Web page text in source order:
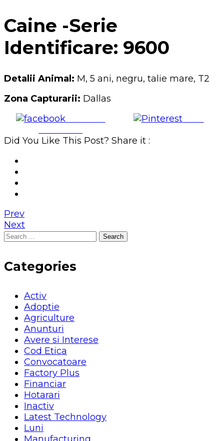
Caine -Serie
Identificare: 9600
Detalii Animal: M, 5 ani, negru, talie mare, T2
Zona Capturarii: Dallas
Share on
Save
Did You Like This Post? Share it :
Prev
Next
Search
Categories
Activ
Adoptie
Agriculture
Anunturi
Avere si Interese
Cod Etica
Convocatoare
Factory Plus
Financiar
Hotarari
Inactiv
Latest Technology
Luni